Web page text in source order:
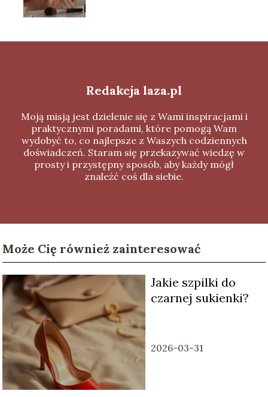
Redakcja laza.pl
Moją misją jest dzielenie się z Wami inspiracjami i
praktycznymi poradami, które pomogą Wam
wydobyć to, co najlepsze z Waszych codziennych
doświadczeń. Staram się przekazywać wiedzę w
prosty i przystępny sposób, aby każdy mógł
znaleźć coś dla siebie.
Może Cię również zainteresować
Jakie szpilki do
czarnej sukienki?
2026-03-31